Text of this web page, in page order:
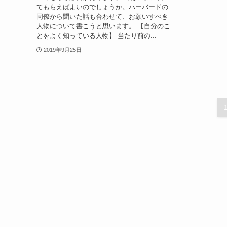
てもらえばよいのでしょうか。ハーバードの
同僚から聞いた話も合わせて、お願いすべき
人物について書こうと思います。 【自分のこ
とをよく知っている人物】 当たり前の...
2019年9月25日
1